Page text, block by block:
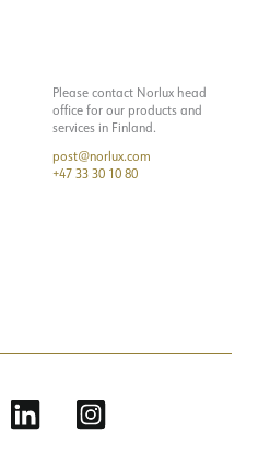
Please contact Norlux head
office for our products and
services in Finland.
post@norlux.com
+47 33 30 10 80